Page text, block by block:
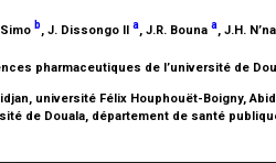
b, J. Dissongo II a, J.R. Bouna a, J.H.
pharmaceutiques de l’université de
université Félix Houphouët-Boigny,
de Douala, département de santé